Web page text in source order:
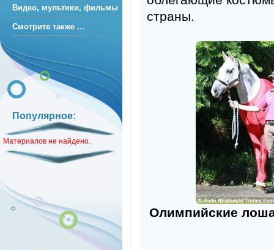
страны.
Олимпийские
Видео, мультики, фильмы
Смотрите также ...
Популярное:
Материалов не найдено.